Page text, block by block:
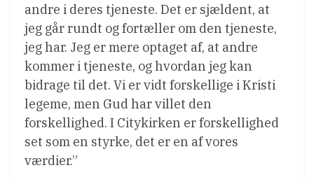
andre i deres tjeneste. Det er sjældent, at
jeg går rundt og fortæller om den tjeneste,
jeg har. Jeg er mere optaget af, at andre
kommer i tjeneste, og hvordan jeg kan
bidrage til det. Vi er vidt forskellige i Kristi
legeme, men Gud har villet den
forskellighed. I Citykirken er forskellighed
set som en styrke, det er en af vores
værdier.”